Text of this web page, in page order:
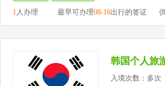
1人办理 最早可办理08-16出行的签证
韩国个人旅
入境次数：多次